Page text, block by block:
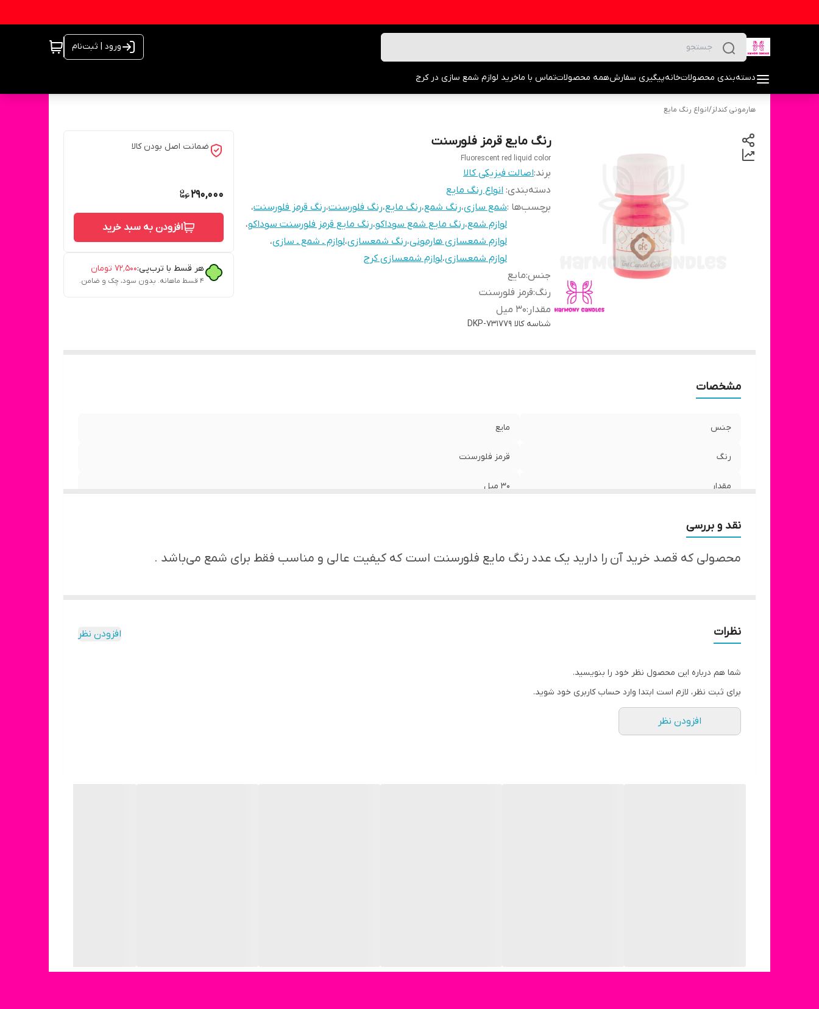
ورود | ثبت‌نام
دسته‌بندی محصولاتخانهپیگیری سفارشهمه محصولاتتماس با ماخرید لوازم شمع سازی در کرج
هارمونی کندلز/انواع رنگ مایع
رنگ مایع قرمز فلورسنت
Fluorescent red liquid color
برند:اصالت فیزیکی کالا
دسته‌بندی: انواع رنگ مایع
برچسب‌ها :شمع سازی،رنگ شمع،رنگ مایع،رنگ فلورسنت،رنگ قرمز فلورسنت،
لوازم شمع،رنگ مایع شمع سوداکو،رنگ مایع قرمز فلورسنت سوداکو،
لوازم شمعسازی هارمونی،رنگ شمعسازی،لوازم ـ شمع ـ سازی،
لوازم شمعسازی،لوازم شمعسازی کرج
جنس:مایع
رنگ:قرمز فلورسنت
مقدار :۳۰ میل
شناسه کالا DKP-731779
ضمانت اصل بودن کالا
290,000
افزودن به سبد خرید
هر قسط با ترب‌پی:۷۲٬۵۰۰ تومان
۴ قسط ماهانه. بدون سود، چک و ضامن.
مشخصات
جنس مایع
رنگ قرمز فلورسنت
مقدار ۳۰ میل
نقد و بررسی
محصولی که قصد خرید آن را دارید یک عدد رنگ مایع فلورسنت است که کیفیت عالی و مناسب فقط برای شمع می‌باشد .
نظرات افزودن نظر
شما هم درباره این محصول نظر خود را بنویسید.
برای ثبت نظر، لازم است ابتدا وارد حساب کاربری خود شوید.
افزودن نظر